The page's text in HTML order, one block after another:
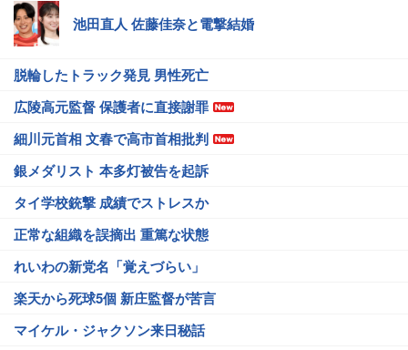
池田直人 佐藤佳奈と電撃結婚
脱輪したトラック発見 男性死亡
広陵高元監督 保護者に直接謝罪
細川元首相 文春で高市首相批判
銀メダリスト 本多灯被告を起訴
タイ学校銃撃 成績でストレスか
正常な組織を誤摘出 重篤な状態
れいわの新党名「覚えづらい」
楽天から死球5個 新庄監督が苦言
マイケル・ジャクソン来日秘話